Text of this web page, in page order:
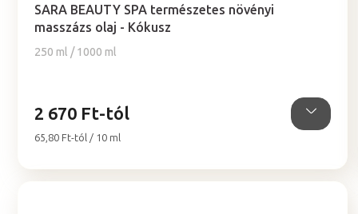
SARA BEAUTY SPA természetes növényi
masszázs olaj - Kókusz
250 ml / 1000 ml
átlagos
értékelése
ből
2 670 Ft-tól
Egységár:
65,80 Ft-tól / 10 ml